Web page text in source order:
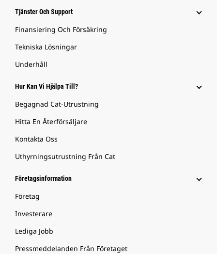
Tjänster Och Support
Finansiering Och Försäkring
Tekniska Lösningar
Underhåll
Hur Kan Vi Hjälpa Till?
Begagnad Cat-Utrustning
Hitta En Återförsäljare
Kontakta Oss
Uthyrningsutrustning Från Cat
Företagsinformation
Företag
Investerare
Lediga Jobb
Pressmeddelanden Från Företaget